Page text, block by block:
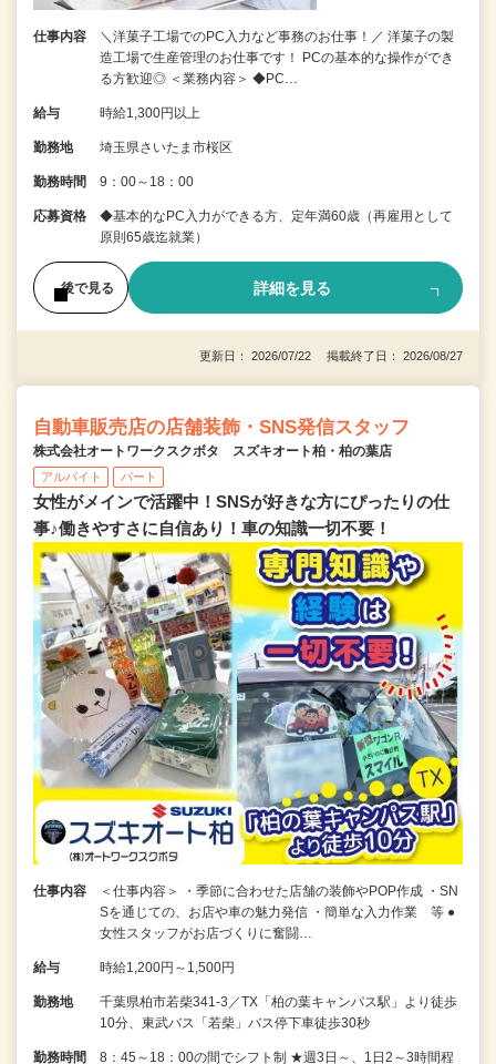
仕事内容
＼洋菓子工場でのPC入力など事務のお仕事！／ 洋菓子の製
造工場で生産管理のお仕事です！ PCの基本的な操作ができ
る方歓迎◎ ＜業務内容＞ ◆PC…
給与 時給1,300円以上
勤務地 埼玉県さいたま市桜区
勤務時間 9：00～18：00
応募資格
◆基本的なPC入力ができる方、定年満60歳（再雇用として
原則65歳迄就業）
後で見る 詳細を見る
更新日： 2026/07/22 掲載終了日： 2026/08/27
自動車販売店の店舗装飾・SNS発信スタッフ
株式会社オートワークスクボタ スズキオート柏・柏の葉店
アルバイト パート
女性がメインで活躍中！SNSが好きな方にぴったりの仕
事♪働きやすさに自信あり！車の知識一切不要！
仕事内容
＜仕事内容＞ ・季節に合わせた店舗の装飾やPOP作成 ・SN
Sを通じての、お店や車の魅力発信 ・簡単な入力作業 等 ●
女性スタッフがお店づくりに奮闘…
給与 時給1,200円～1,500円
勤務地
千葉県柏市若柴341-3／TX「柏の葉キャンパス駅」より徒歩
10分、東武バス「若柴」バス停下車徒歩30秒
勤務時間
8：45～18：00の間でシフト制 ★週3日～、1日2～3時間程